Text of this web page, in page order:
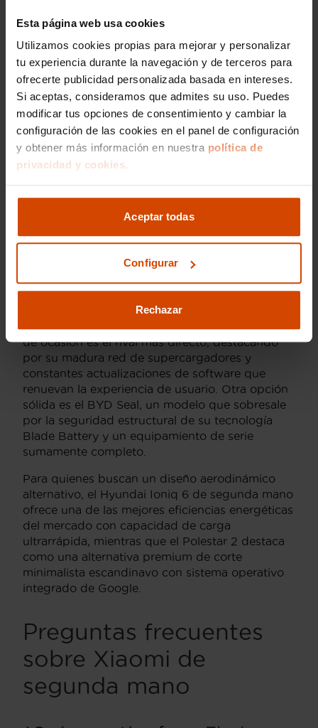
Esta página web usa cookies
Utilizamos cookies propias para mejorar y personalizar
tu experiencia durante la navegación y de terceros para
ofrecerte publicidad personalizada basada en intereses.
Si aceptas, consideramos que admites su uso. Puedes
modificar tus opciones de consentimiento y cambiar la
configuración de las cookies en el panel de configuración
y obtener más información en nuestra política de
privacidad y cookies.
Aceptar todas
Configurar
Rechazar
Xiaomi
SU7 Max
Etiqueta
CERO
Potencia de
hasta
CV
total
que exigen una
aceleración de
infarto y la máxima
autonomía para
viajes largos.
Explora alternativas al
Xiaomi de segunda
mano
Opciones similares en el
segmento de vehículos
eléctricos premium
Si deseas comparar el rendimiento de Xiaomi
con otras alternativas del sector, el Tesla Model 3
de ocasión es el rival más directo, destacando
por su madura red de supercargadores y
constantes actualizaciones de software que
renuevan la experiencia de usuario. Otra opción
sólida es el BYD Seal, un modelo que sobresale
por la seguridad estructural de su tecnología
Blade Battery y un equipamiento de serie
sumamente completo.
Para quienes buscan un diseño aerodinámico
alternativo, el Hyundai Ioniq 6 de segunda mano
ofrece una de las mejores eficiencias energéticas
del mercado con capacidad de carga
ultrarrápida, mientras que el Polestar 2 destaca
como una alternativa premium de corte
minimalista escandinavo con sistema operativo
integrado de Google.
Preguntas frecuentes
sobre Xiaomi de
segunda mano